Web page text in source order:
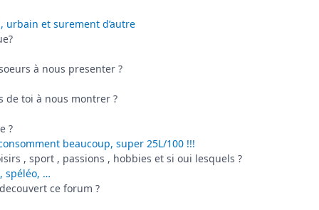
urbain et surement d’autre
à nous presenter ?
de toi à nous montrer ?
?
beaucoup, super 25L/100 !!!
, sport , passions , hobbies et si oui lesquels ?
spéléo, …
ce forum ?